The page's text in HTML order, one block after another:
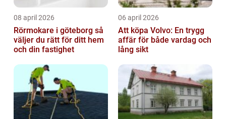
08 april 2026
Rörmokare i göteborg så
väljer du rätt för ditt hem
och din fastighet
06 april 2026
Att köpa Volvo: En trygg
affär för både vardag och
lång sikt